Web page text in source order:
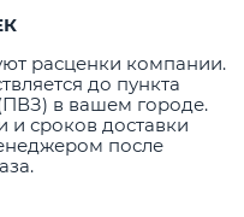
расценки компании.
до пункта
в вашем городе.
и сроков доставки
после